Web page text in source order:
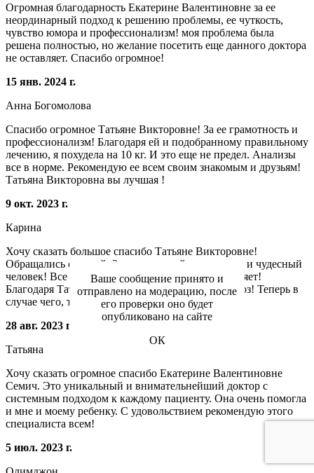
Огромная благодарность Екатерине Валентиновне за ее
неординарный подход к решению проблемы, ее чуткость,
чувство юмора и профессионализм! моя проблема была
решена полностью, но желание посетить еще данного доктора
не оставляет. Спасибо огромное!
15 янв. 2024 г.
Анна Богомолова
Спасибо огромное Татьяне Викторовне! За ее грамотность и
профессионализм! Благодаря ей и подобранному правильному
лечению, я похудела на 10 кг. И это еще не предел. Анализы
все в норме. Рекомендую ее всем своим знакомым и друзьям!
Татьяна Викторовна вы лучшая !
9 окт. 2023 г.
Карина
Хочу сказать большое спасибо Татьяне Викторовне!
Обращались с мамой. Замечательный специалист и чудесный
человек! Все очень грамотно и доходчиво объясняет!
Благодаря Татьяне Викторовне, поставлен диагноз! Теперь в
случае чего, только к ней!
28 авг. 2023 г.
Татьяна
Хочу сказать огромное спасибо Екатерине Валентиновне
Семич. Это уникальный и внимательнейший доктор с
системным подходом к каждому пациенту. Она очень помогла
и мне и моему ребенку. С удовольствием рекомендую этого
специалиста всем!
5 июл. 2023 г.
Ваше сообщение принято и
отправлено на модерацию, после
его проверки оно будет
опубликовано на сайте
ОК